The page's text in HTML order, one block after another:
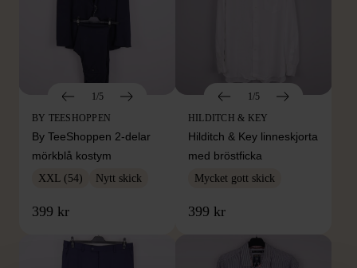
1/5
BY TEESHOPPEN
By TeeShoppen 2-delar
mörkblå kostym
XXL (54) Nytt skick
399 kr
1/5
HILDITCH & KEY
Hilditch & Key linneskjorta
med bröstficka
Mycket gott skick
399 kr